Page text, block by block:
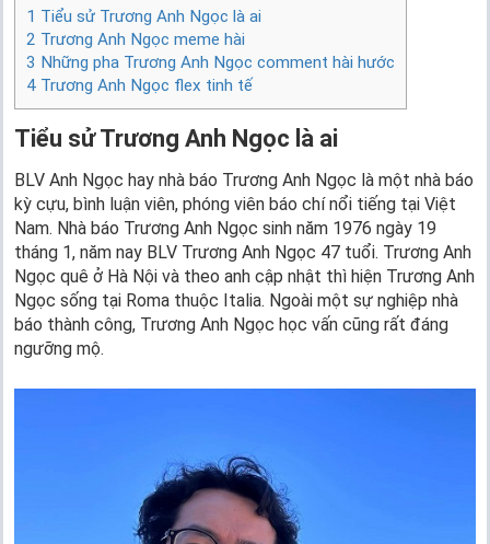
1 Tiểu sử Trương Anh Ngọc là ai
2 Trương Anh Ngọc meme hài
3 Những pha Trương Anh Ngọc comment hài hước
4 Trương Anh Ngọc flex tinh tế
Tiểu sử Trương Anh Ngọc là ai
BLV Anh Ngọc hay nhà báo Trương Anh Ngọc là một nhà báo
kỳ cựu, bình luận viên, phóng viên báo chí nổi tiếng tại Việt
Nam. Nhà báo Trương Anh Ngọc sinh năm 1976 ngày 19
tháng 1, năm nay BLV Trương Anh Ngọc 47 tuổi. Trương Anh
Ngọc quê ở Hà Nội và theo anh cập nhật thì hiện Trương Anh
Ngọc sống tại Roma thuộc Italia. Ngoài một sự nghiệp nhà
báo thành công, Trương Anh Ngọc học vấn cũng rất đáng
ngưỡng mộ.